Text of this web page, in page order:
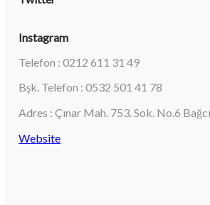
Instagram
Telefon : 0212 611 31 49
Bşk. Telefon : 0532 501 41 78
Adres : Çınar Mah. 753. Sok. No.6
Website